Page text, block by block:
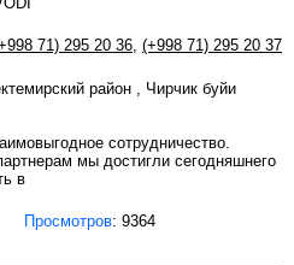
71) 295 20 36 (+998 71) 295 20 37
район , Чирчик буйи
сотрудничество.
мы достигли сегодняшнего
в
Просмотров: 9364